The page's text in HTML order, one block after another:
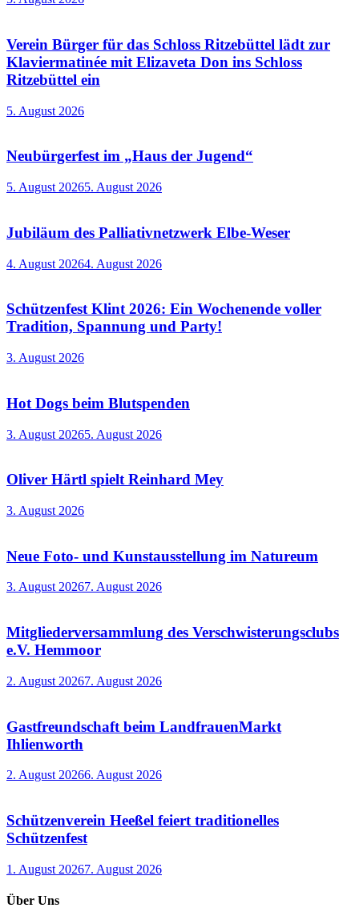
Verein Bürger für das Schloss Ritzebüttel lädt zur
Klaviermatinée mit Elizaveta Don ins Schloss
Ritzebüttel ein
5. August 2026
Neubürgerfest im „Haus der Jugend“
5. August 20265. August 2026
Jubiläum des Palliativnetzwerk Elbe-Weser
4. August 20264. August 2026
Schützenfest Klint 2026: Ein Wochenende voller
Tradition, Spannung und Party!
3. August 2026
Hot Dogs beim Blutspenden
3. August 20265. August 2026
Oliver Härtl spielt Reinhard Mey
3. August 2026
Neue Foto- und Kunstausstellung im Natureum
3. August 20267. August 2026
Mitgliederversammlung des Verschwisterungsclubs
e.V. Hemmoor
2. August 20267. August 2026
Gastfreundschaft beim LandfrauenMarkt
Ihlienworth
2. August 20266. August 2026
Schützenverein Heeßel feiert traditionelles
Schützenfest
1. August 20267. August 2026
Über Uns